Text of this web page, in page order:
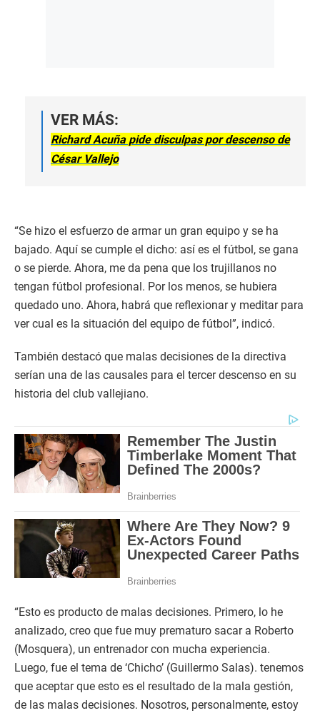
VER MÁS:
Richard Acuña pide disculpas por descenso de
César Vallejo
“Se hizo el esfuerzo de armar un gran equipo y se ha
bajado. Aquí se cumple el dicho: así es el fútbol, se gana
o se pierde. Ahora, me da pena que los trujillanos no
tengan fútbol profesional. Por los menos, se hubiera
quedado uno. Ahora, habrá que reflexionar y meditar para
ver cual es la situación del equipo de fútbol”, indicó.
También destacó que malas decisiones de la directiva
serían una de las causales para el tercer descenso en su
historia del club vallejiano.
“Esto es producto de malas decisiones. Primero, lo he
analizado, creo que fue muy prematuro sacar a Roberto
(Mosquera), un entrenador con mucha experiencia.
Luego, fue el tema de ‘Chicho’ (Guillermo Salas). tenemos
que aceptar que esto es el resultado de la mala gestión,
de las malas decisiones. Nosotros, personalmente, estoy